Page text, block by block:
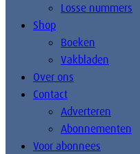
Losse nummers
Shop
Boeken
Vakbladen
Over ons
Contact
Adverteren
Abonnementen
Voor abonnees